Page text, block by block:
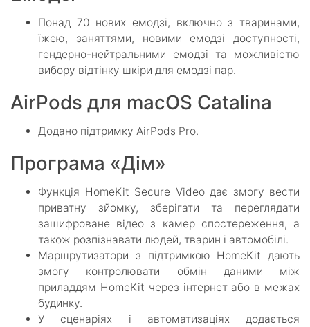
Понад 70 нових емодзі, включно з тваринами,
їжею, заняттями, новими емодзі доступності,
гендерно-нейтральними емодзі та можливістю
вибору відтінку шкіри для емодзі пар.
AirPods для macOS Catalina
Додано підтримку AirPods Pro.
Програма «Дім»
Функція HomeKit Secure Video дає змогу вести
приватну зйомку, зберігати та переглядати
зашифроване відео з камер спостереження, а
також розпізнавати людей, тварин і автомобілі.
Маршрутизатори з підтримкою HomeKit дають
змогу контролювати обмін даними між
приладдям HomeKit через інтернет або в межах
будинку.
У сценаріях і автоматизаціях додається